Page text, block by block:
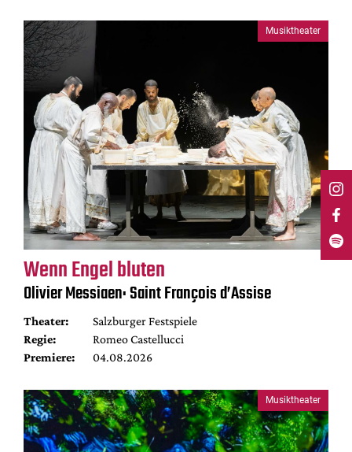
Musiktheater
Wenn Engel bluten
Olivier Messiaen: Saint François d’Assise
Theater:
Salzburger Festspiele
Regie:
Romeo Castellucci
Premiere:
04.08.2026
Musiktheater